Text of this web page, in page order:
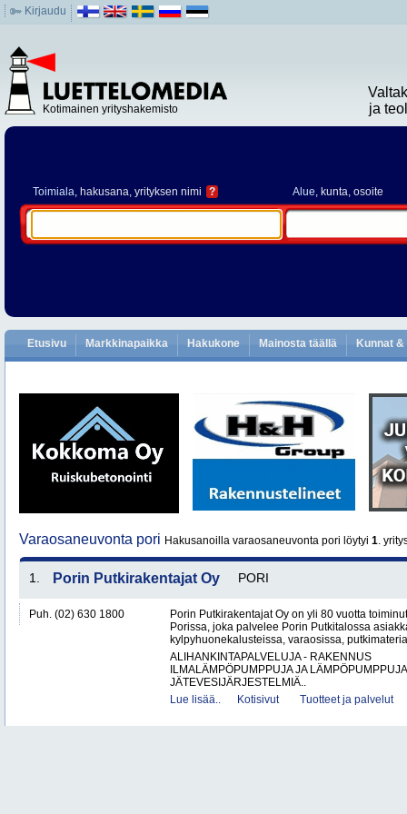
Kirjaudu
Kotimainen yrityshakemisto
ja
Toimiala, hakusana, yrityksen nimi ? Alue, kunta, osoite
Etusivu Markkinapaikka Hakukone Mainosta täällä Kunnat
Varaosaneuvonta pori Hakusanoilla varaosaneuvonta pori löytyi 1.
1. Porin Putkirakentajat Oy PORI
Puh. (02) 630 1800
Porin Putkirakentajat Oy on yli 80 vuotta
Porissa, joka palvelee Porin Putkitalossa
kylpyhuonekalusteissa, varaosissa,
ALIHANKINTAPALVELUJA - RAKENNUS
ILMALÄMPÖPUMPPUJA JA LÄMPÖPUMPPUJA
JÄTEVESIJÄRJESTELMIÄ..
Lue lisää..
Kotisivut Tuotteet ja palvelut